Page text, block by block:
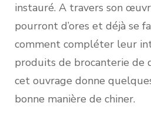
instauré. A travers son
pourront d’ores et déjà se
comment compléter leur
produits de brocanterie de
cet ouvrage donne
bonne manière de chiner.